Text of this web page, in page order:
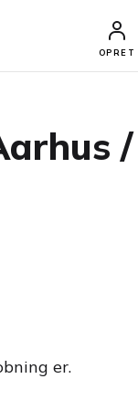
OPRET
/
er.